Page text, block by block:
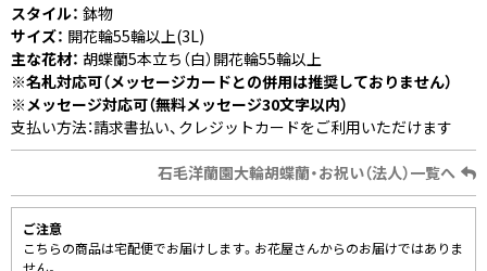
スタイル： 鉢物
サイズ： 開花輪55輪以上(3L)
主な花材： 胡蝶蘭5本立ち（白）開花輪55輪以上
※名札対応可（メッセージカードとの併用は推奨しておりません）
※メッセージ対応可（無料メッセージ30文字以内）
支払い方法：請求書払い、クレジットカードをご利用いただけます
石毛洋蘭園大輪胡蝶蘭・お祝い（法人）一覧へ
ご注意
こちらの商品は宅配便でお届けします。お花屋さんからのお届けではありま